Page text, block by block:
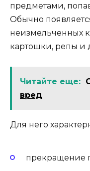
предметами,
Обычно
неизмельченных
картошки, репы и
Читайте еще:
вред
Для него
прекращение